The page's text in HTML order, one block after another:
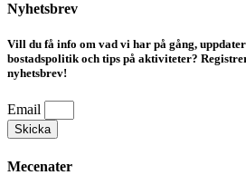
Nyhetsbrev
Vill du få info om vad vi har på gång,
bostadspolitik och tips på aktiviteter?
nyhetsbrev!
Email
Skicka
Mecenater